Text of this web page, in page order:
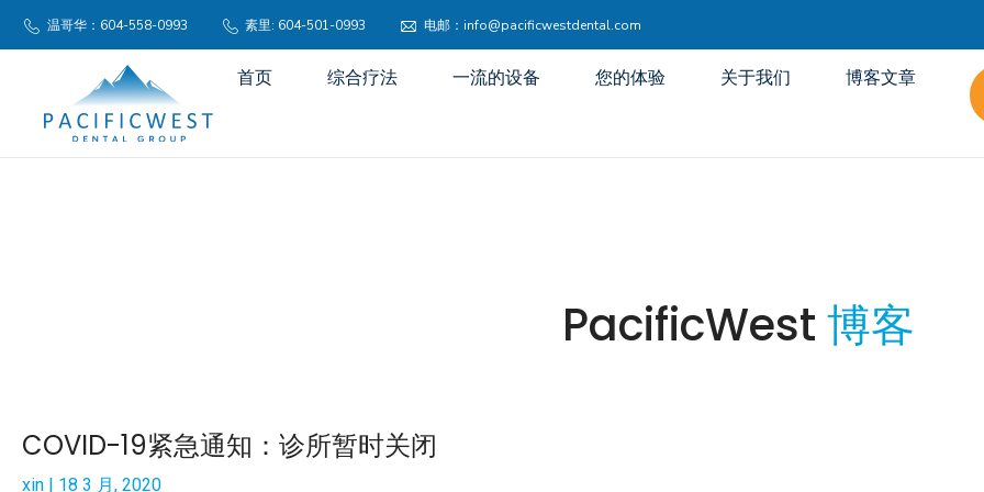
温哥华：604-558-0993 素里: 604-501-0993 电邮：info@pacificwestdental.com
首页 综合疗法 一流的设备 您的体验 关于我们 博客文章
PacificWest博客
COVID-19紧急通知：诊所暂时关闭
xin 18 3 月, 2020